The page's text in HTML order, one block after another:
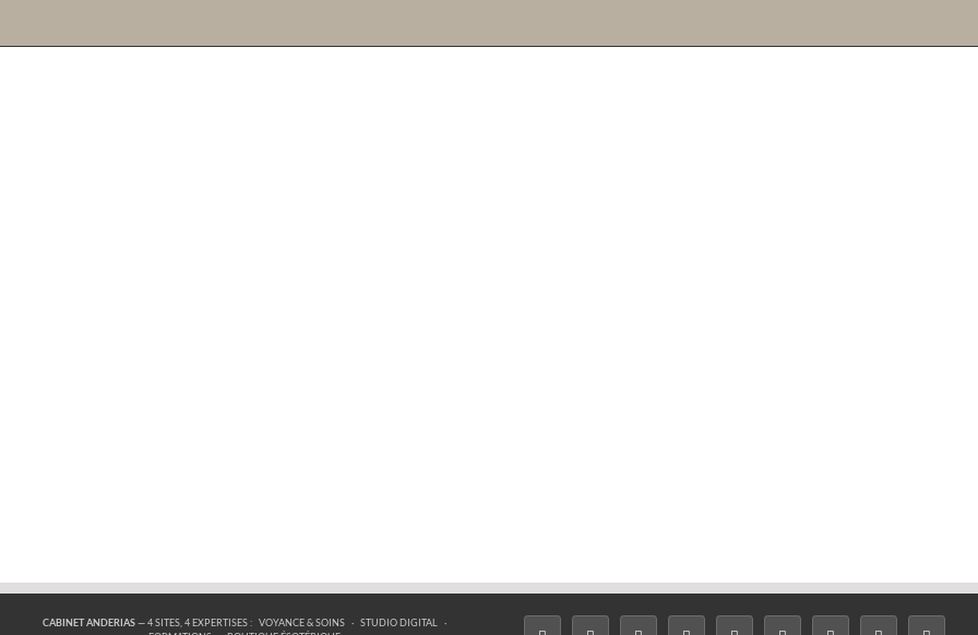
CABINET ANDERIAS— 4 SITES, 4 EXPERTISES : VOYANCE & SOINS · STUDIO DIGITAL ·